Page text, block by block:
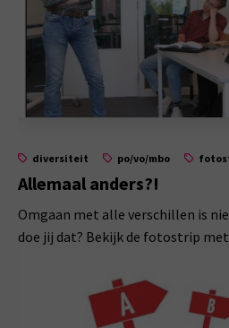
diversiteit po/vo/mbo
Allemaal anders?!
Omgaan met alle verschillen is
doe jij dat? Bekijk de fotostrip